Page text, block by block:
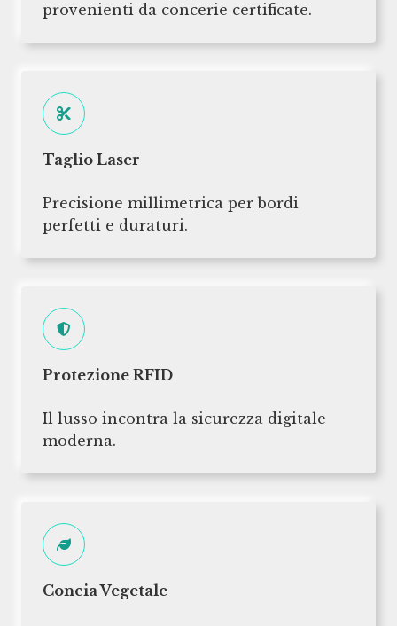
provenienti da concerie certificate.
Taglio Laser
Precisione millimetrica per bordi
perfetti e duraturi.
Protezione RFID
Il lusso incontra la sicurezza digitale
moderna.
Concia Vegetale